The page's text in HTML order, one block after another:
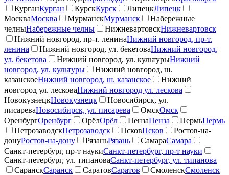
КурганКурган КурскКурск ЛипецкЛипецк
МоскваМосква МурманскМурманск
Набережные
челныНабережные челны НижневартовскНижневартовск
Нижний новгород, пр-т. ленинаНижний новгород, пр-т.
ленина
Нижний новгород, ул. бекетоваНижний новгород,
ул. бекетова
Нижний новгород, ул. культурыНижний
новгород, ул. культуры
Нижний новгород, ш.
казанскоеНижний новгород, ш. казанское
Нижний
новгород ул. лесковаНижний новгород ул. лескова
НовокузнецкНовокузнецк
Новосибирск, ул.
писареваНовосибирск, ул. писарева ОмскОмск
ОренбургОренбург ОрёлОрёл ПензаПенза ПермьПермь
ПетрозаводскПетрозаводск ПсковПсков
Ростов-на-
донуРостов-на-дону РязаньРязань СамараСамара
Санкт-петербург, пр-т наукиСанкт-петербург, пр-т науки
Санкт-петербург, ул. типановаСанкт-петербург, ул. типанова
СаранскСаранск СаратовСаратов СмоленскСмоленск